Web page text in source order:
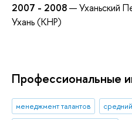
2007 - 2008— Уханьский
Ухань (КНР)
Профессиональные
менеджмент талантов